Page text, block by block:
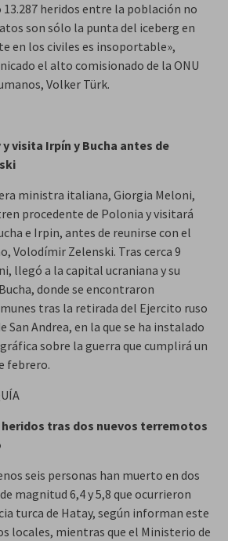
heridos entre la población no
son sólo la punta del iceberg en
en los civiles es insoportable»,
el alto comisionado de la ONU
Volker Türk.
visita Irpín y Bucha antes de
ministra italiana, Giorgia Meloni,
procedente de Polonia y visitará
e Irpin, antes de reunirse con el
Volodímir Zelenski. Tras cerca 9
llegó a la capital ucraniana y su
donde se encontraron
tras la retirada del Ejercito ruso
San Andrea, en la que se ha instalado
sobre la guerra que cumplirá un
febrero.
heridos tras dos nuevos terremotos
seis personas han muerto en dos
magnitud 6,4 y 5,8 que ocurrieron
turca de Hatay, según informan este
locales, mientras que el Ministerio de